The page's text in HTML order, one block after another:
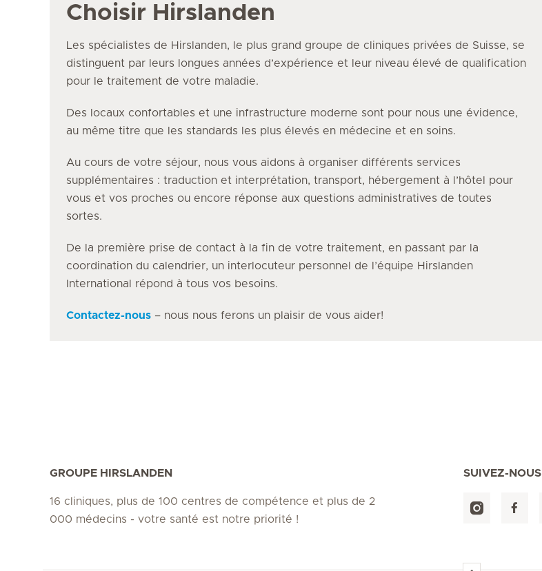
Choisir Hirslanden
Les spécialistes de Hirslanden, le plus grand groupe de cliniques privées de Suisse, se
distinguent par leurs longues années d’expérience et leur niveau élevé de qualification
pour le traitement de votre maladie.
Des locaux confortables et une infrastructure moderne sont pour nous une évidence,
au même titre que les standards les plus élevés en médecine et en soins.
Au cours de votre séjour, nous vous aidons à organiser différents services
supplémentaires : traduction et interprétation, transport, hébergement à l’hôtel pour
vous et vos proches ou encore réponse aux questions administratives de toutes
sortes.
De la première prise de contact à la fin de votre traitement, en passant par la
coordination du calendrier, un interlocuteur personnel de l’équipe Hirslanden
International répond à tous vos besoins.
Contactez-nous – nous nous ferons un plaisir de vous aider!
GROUPE HIRSLANDEN
16 cliniques, plus de 100 centres de compétence et plus de 2
000 médecins - votre santé est notre priorité !
SUIVEZ-NOUS